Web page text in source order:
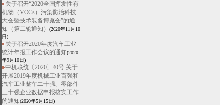
关于召开“2020全国挥发性有
机物（VOCs）污染防治科技
大会暨技术装备博览会”的通
知（第二轮通知）
(2020年11月10
日)
关于召开2020年度汽车工业
统计年报工作会议的通知(2020
年9月10日)
中机联统〔2020〕40号 关于
开展2019年度机械工业百强和
汽车工业整车二十强、零部件
三十强企业数据申报核实工作
的通知(2020年5月15日)